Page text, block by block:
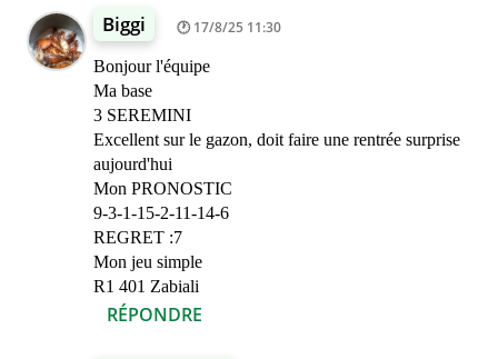
Biggi 17/8/25 11:30
Bonjour l'équipe
Ma base
3 SEREMINI
Excellent sur le gazon, doit faire une rentrée surprise
aujourd'hui
Mon PRONOSTIC
9-3-1-15-2-11-14-6
REGRET :7
Mon jeu simple
R1 401 Zabiali
RÉPONDRE